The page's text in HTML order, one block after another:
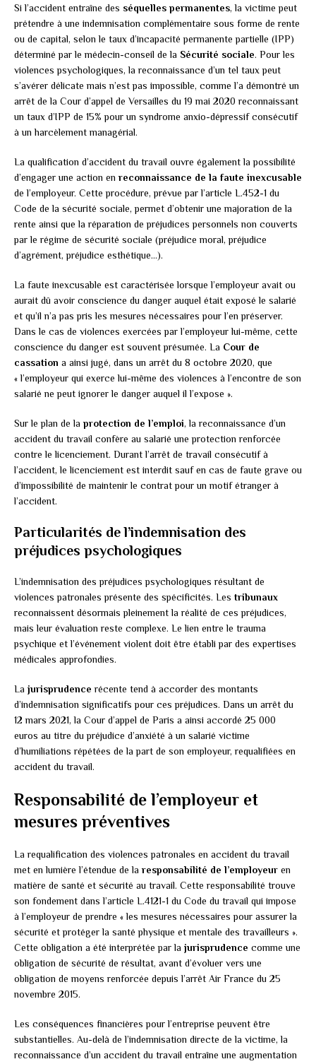
Si l’accident entraîne des séquelles permanentes, la victime peut
prétendre à une indemnisation complémentaire sous forme de rente
ou de capital, selon le taux d’incapacité permanente partielle (IPP)
déterminé par le médecin-conseil de la Sécurité sociale. Pour les
violences psychologiques, la reconnaissance d’un tel taux peut
s’avérer délicate mais n’est pas impossible, comme l’a démontré un
arrêt de la Cour d’appel de Versailles du 19 mai 2020 reconnaissant
un taux d’IPP de 15% pour un syndrome anxio-dépressif consécutif
à un harcèlement managérial.
La qualification d’accident du travail ouvre également la possibilité
d’engager une action en reconnaissance de la faute inexcusable
de l’employeur. Cette procédure, prévue par l’article L.452-1 du
Code de la sécurité sociale, permet d’obtenir une majoration de la
rente ainsi que la réparation de préjudices personnels non couverts
par le régime de sécurité sociale (préjudice moral, préjudice
d’agrément, préjudice esthétique…).
La faute inexcusable est caractérisée lorsque l’employeur avait ou
aurait dû avoir conscience du danger auquel était exposé le salarié
et qu’il n’a pas pris les mesures nécessaires pour l’en préserver.
Dans le cas de violences exercées par l’employeur lui-même, cette
conscience du danger est souvent présumée. La Cour de
cassation a ainsi jugé, dans un arrêt du 8 octobre 2020, que
« l’employeur qui exerce lui-même des violences à l’encontre de son
salarié ne peut ignorer le danger auquel il l’expose ».
Sur le plan de la protection de l’emploi, la reconnaissance d’un
accident du travail confère au salarié une protection renforcée
contre le licenciement. Durant l’arrêt de travail consécutif à
l’accident, le licenciement est interdit sauf en cas de faute grave ou
d’impossibilité de maintenir le contrat pour un motif étranger à
l’accident.
Particularités de l’indemnisation des
préjudices psychologiques
L’indemnisation des préjudices psychologiques résultant de
violences patronales présente des spécificités. Les tribunaux
reconnaissent désormais pleinement la réalité de ces préjudices,
mais leur évaluation reste complexe. Le lien entre le trauma
psychique et l’événement violent doit être établi par des expertises
médicales approfondies.
La jurisprudence récente tend à accorder des montants
d’indemnisation significatifs pour ces préjudices. Dans un arrêt du
12 mars 2021, la Cour d’appel de Paris a ainsi accordé 25 000
euros au titre du préjudice d’anxiété à un salarié victime
d’humiliations répétées de la part de son employeur, requalifiées en
accident du travail.
Responsabilité de l’employeur et
mesures préventives
La requalification des violences patronales en accident du travail
met en lumière l’étendue de la responsabilité de l’employeur en
matière de santé et sécurité au travail. Cette responsabilité trouve
son fondement dans l’article L.4121-1 du Code du travail qui impose
à l’employeur de prendre « les mesures nécessaires pour assurer la
sécurité et protéger la santé physique et mentale des travailleurs ».
Cette obligation a été interprétée par la jurisprudence comme une
obligation de sécurité de résultat, avant d’évoluer vers une
obligation de moyens renforcée depuis l’arrêt Air France du 25
novembre 2015.
Les conséquences financières pour l’entreprise peuvent être
substantielles. Au-delà de l’indemnisation directe de la victime, la
reconnaissance d’un accident du travail entraîne une augmentation